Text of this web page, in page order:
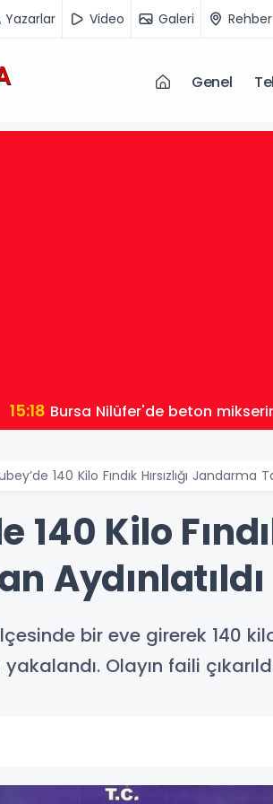
Yazarlar Video Galeri Rehber
Genel
15:18 Bursa Nilüfer'de beton
140 Kilo Fındık Hırsızlığı Jandarma
140 Kilo
Aydınlatıldı
bir eve girerek 140
yakalandı. Olayın faili